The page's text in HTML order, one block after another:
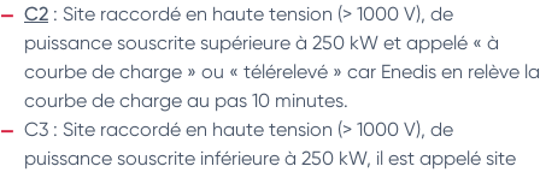
C2 : Site raccordé en haute tension (> 1000 V), de
puissance souscrite supérieure à 250 kW et appelé « à
courbe de charge » ou « télérelevé » car Enedis en relève la
courbe de charge au pas 10 minutes.
C3 : Site raccordé en haute tension (> 1000 V), de
puissance souscrite inférieure à 250 kW, il est appelé site